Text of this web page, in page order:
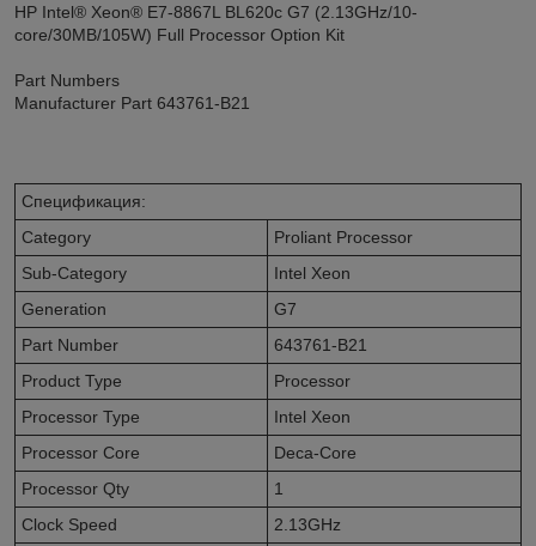
HP Intel® Xeon® E7-8867L BL620c G7 (2.13GHz/10-
core/30MB/105W) Full Processor Option Kit
Part Numbers
Manufacturer Part 643761-B21
Спецификация:
Category
Proliant Processor
Sub-Category
Intel Xeon
Generation
G7
Part Number
643761-B21
Product Type
Processor
Processor Type
Intel Xeon
Processor Core
Deca-Core
Processor Qty
1
Clock Speed
2.13GHz